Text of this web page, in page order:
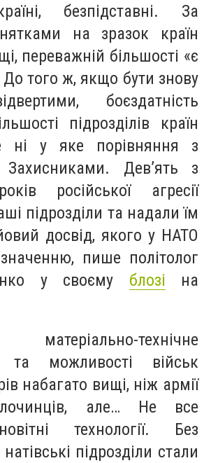
безпідставні. За
на зразок країн
переважній більшості «є
того ж, якщо бути знову
боєздатність
підрозділів країн
у яке порівняння з
Захисниками. Дев’ять з
російської агресії
підрозділи та надали їм
досвід, якого у НАТО
пише політолог
у своєму блозі на
технічне
та можливості військ
набагато вищі, ніж армії
але… Не все
технології. Без
підрозділи стали